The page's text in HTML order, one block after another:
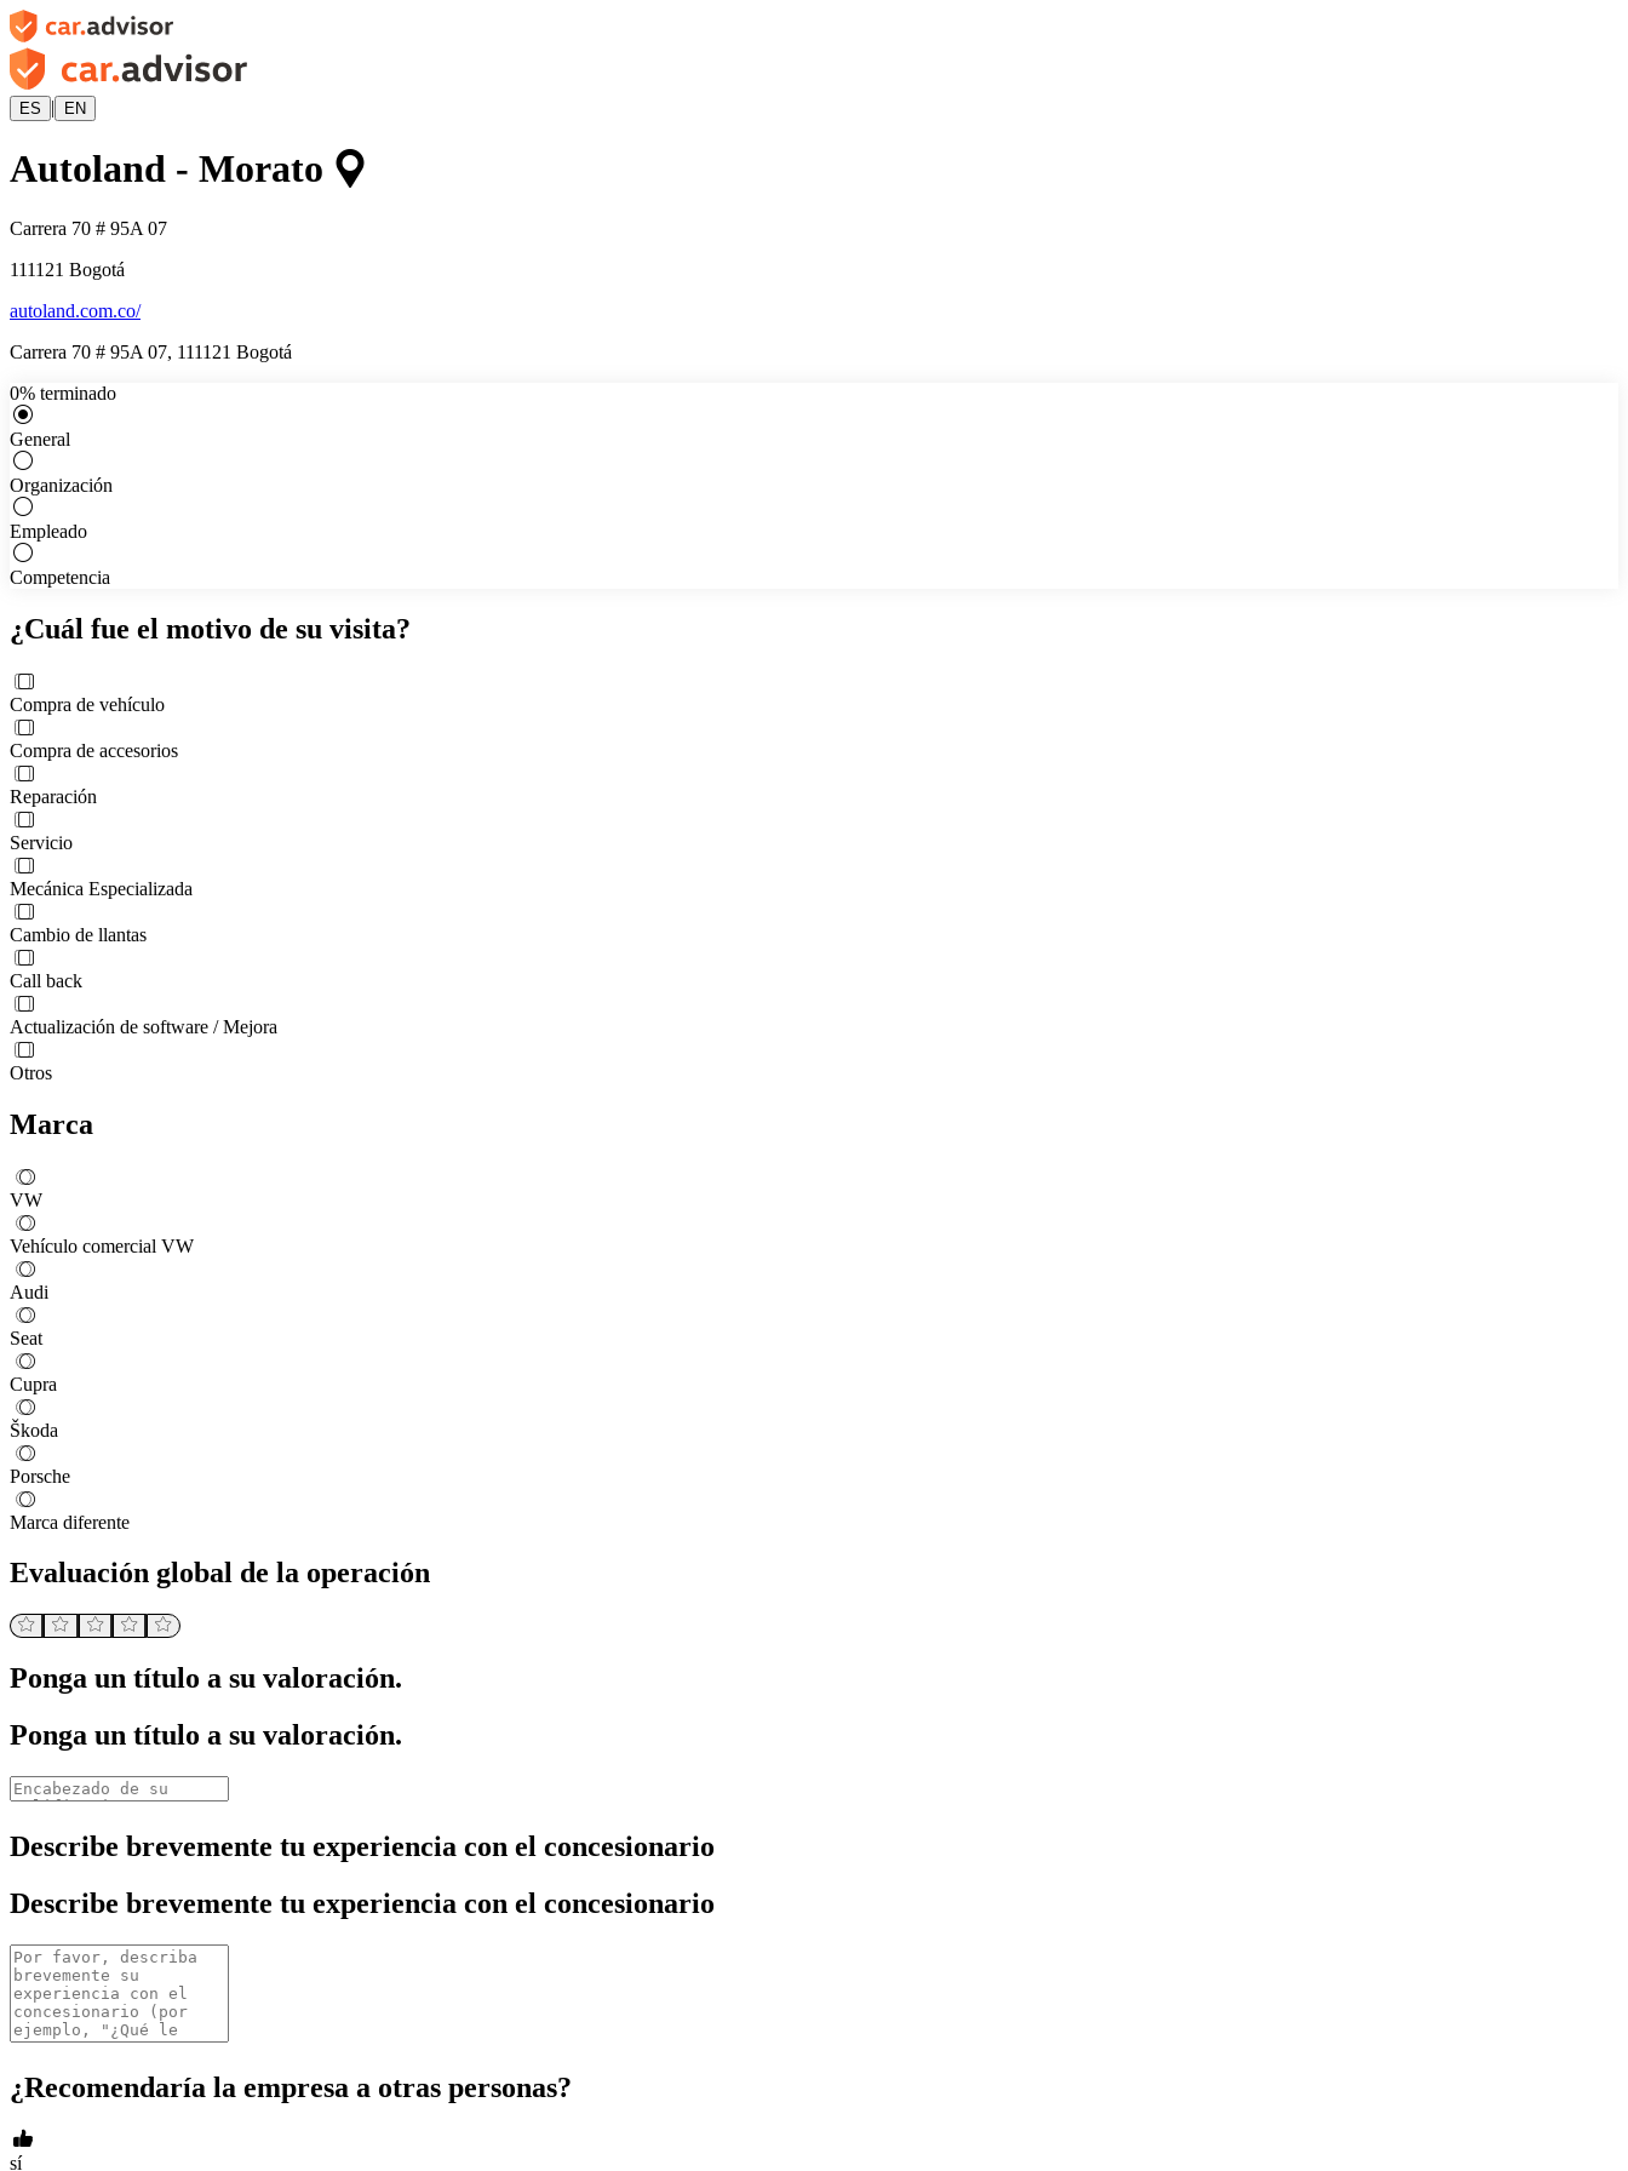
ES | EN
Autoland - Morato
Carrera 70 # 95A 07
111121 Bogotá
autoland.com.co/
Carrera 70 # 95A 07, 111121 Bogotá
0% terminado
General
Organización
Empleado
Competencia
¿Cuál fue el motivo de su visita?
Compra de vehículo
Compra de accesorios
Reparación
Servicio
Mecánica Especializada
Cambio de llantas
Call back
Actualización de software / Mejora
Otros
Marca
VW
Vehículo comercial VW
Audi
Seat
Cupra
Škoda
Porsche
Marca diferente
Evaluación global de la operación
Ponga un título a su valoración.
Ponga un título a su valoración.
Describe brevemente tu experiencia con el concesionario
Describe brevemente tu experiencia con el concesionario
¿Recomendaría la empresa a otras personas?
sí